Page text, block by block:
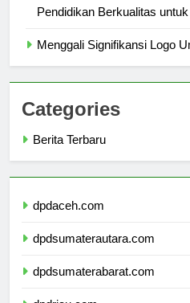
Universitas Terbuka
Categories